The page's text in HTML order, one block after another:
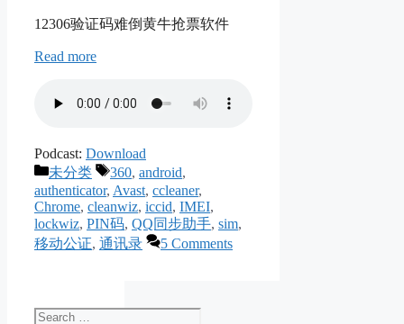
12306验证码难倒黄牛抢票软件
Read more
Podcast: Download
Categories
未分类 Tags
360, android,
authenticator, Avast, ccleaner,
Chrome, cleanwiz, iccid, IMEI,
lockwiz, PIN码, QQ同步助手, sim,
移动公证, 通讯录 5 Comments
Search